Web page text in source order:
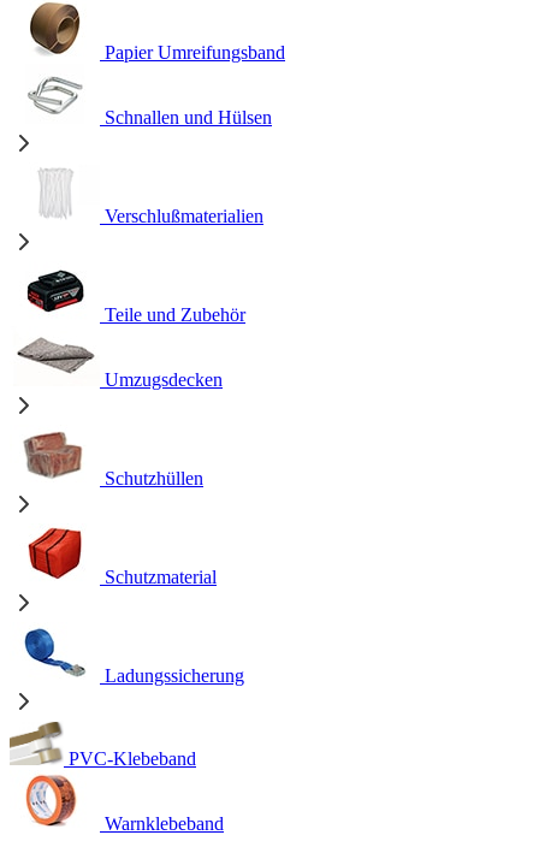
Papier Umreifungsband
Schnallen und Hülsen
Verschlußmaterialien
Teile und Zubehör
Umzugsdecken
Schutzhüllen
Schutzmaterial
Ladungssicherung
PVC-Klebeband
Warnklebeband